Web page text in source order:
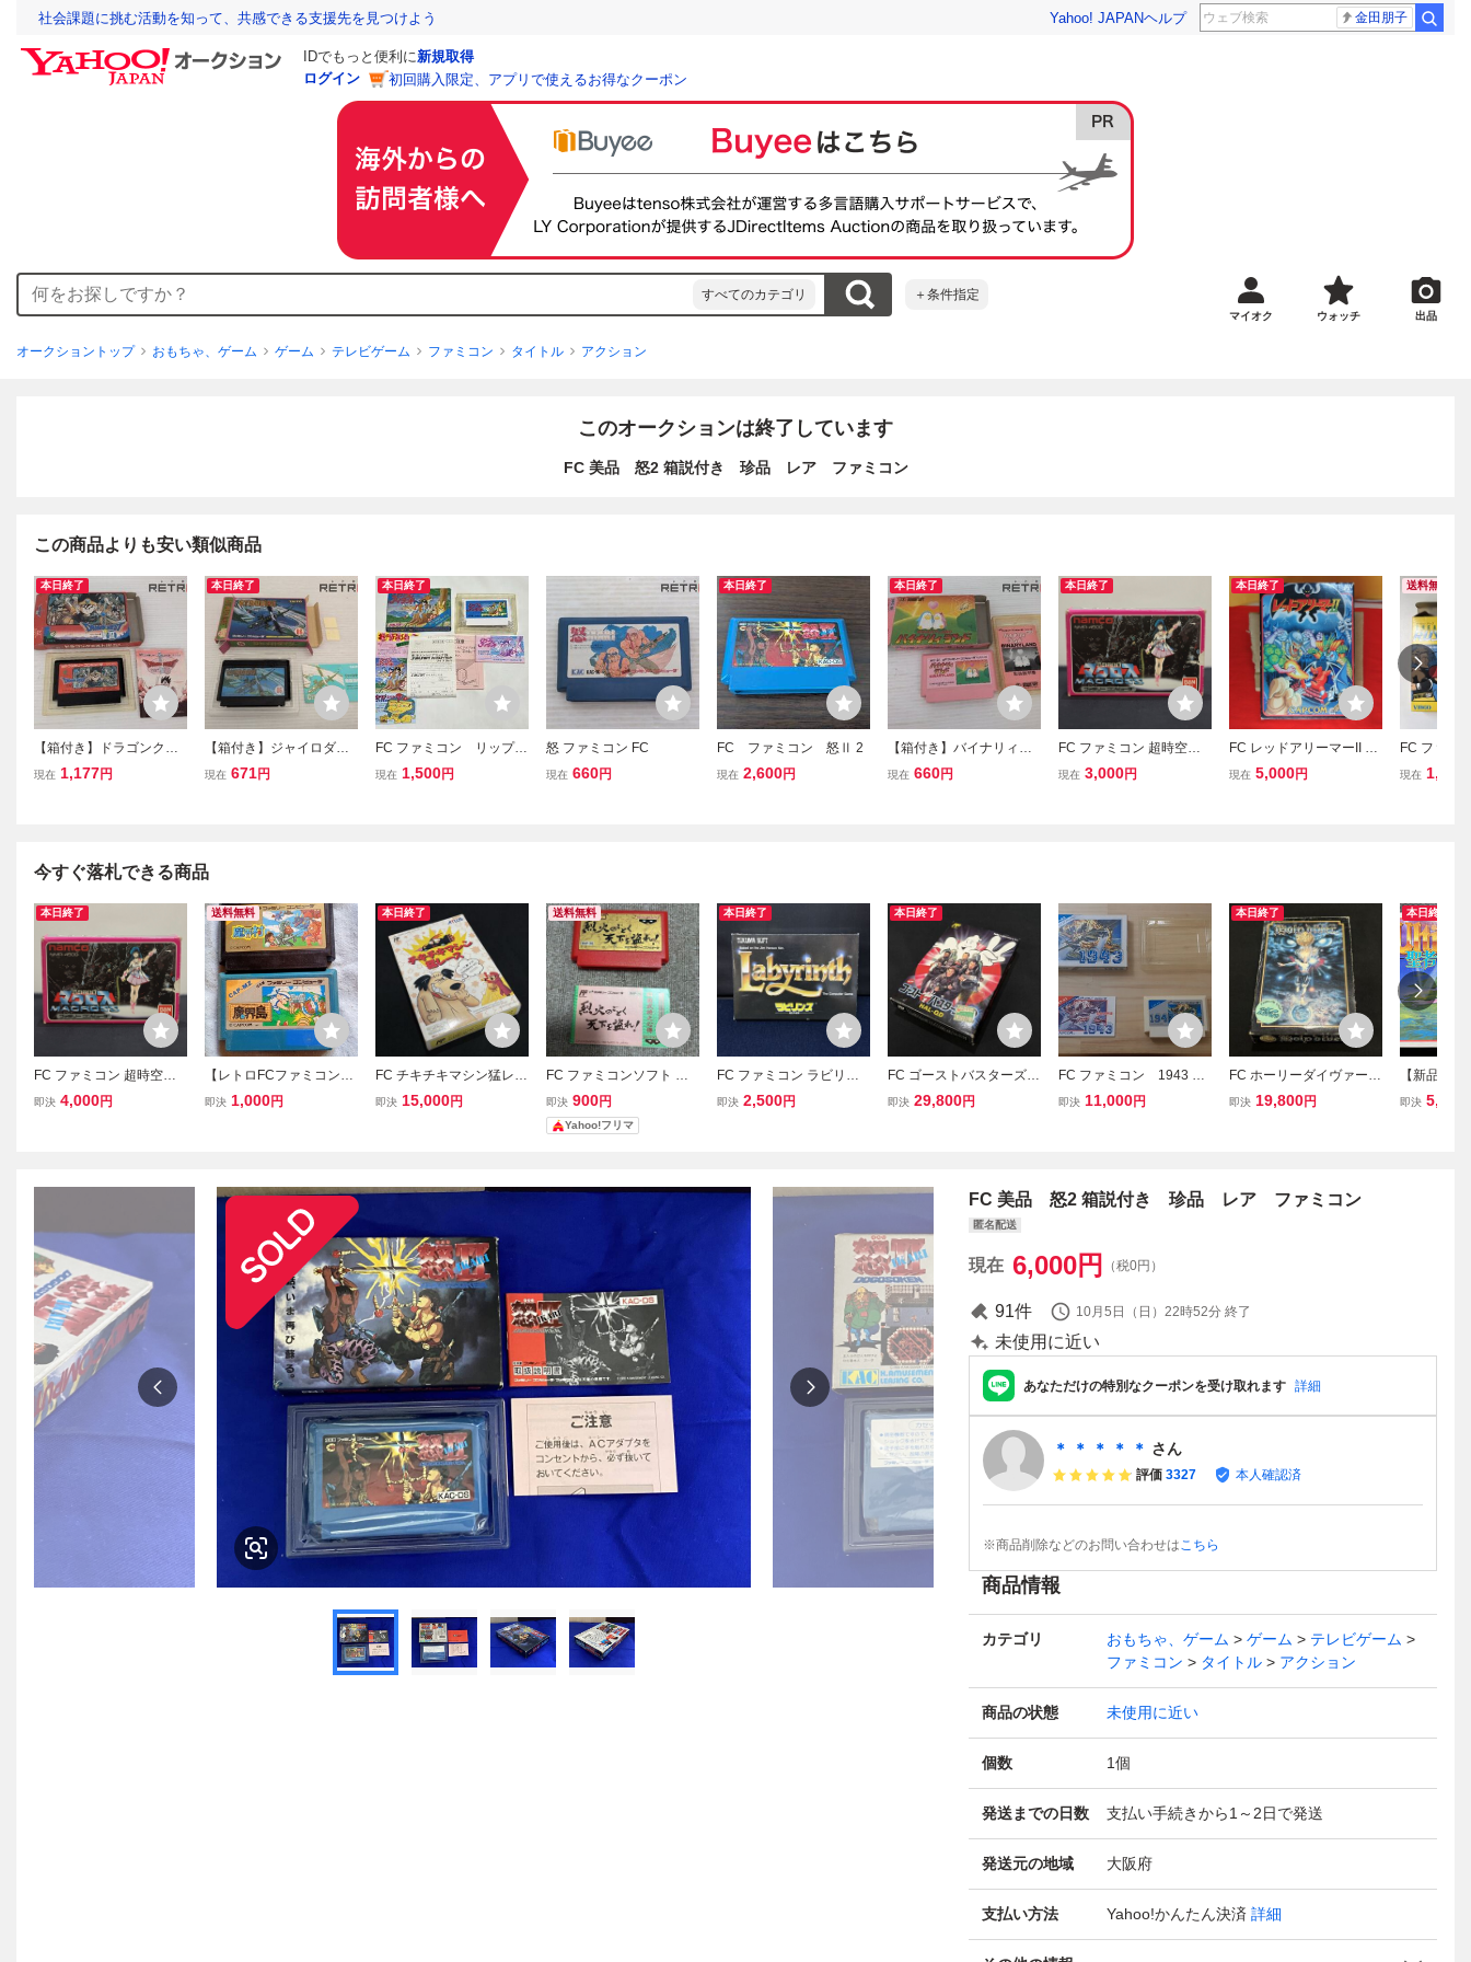
社会課題に挑む活動を知って、共感できる支援先を見つけよう Yahoo! JAPANヘルプ 金田朋子
IDでもっと便利に新規取得
ログイン
初回購入限定、アプリで使えるお得なクーポン
すべてのカテゴリ ＋条件指定
マイオク ウォッチ 出品
オークショントップ おもちゃ、ゲーム ゲーム テレビゲーム ファミコン タイトル アクション
このオークションは終了しています
FC 美品 怒2 箱説付き 珍品 レア ファミコン
この商品よりも安い類似商品
本日終了
【箱付き】ドラゴンクエ
スト3 ファミコン FC
現在 1,177円
本日終了
【箱付き】ジャイロダイ
ン ファミコン FC
現在 671円
本日終了
FC ファミコン リップル
アイランド 箱 ソフト 説
現在 1,500円
怒 ファミコン FC
現在 660円
本日終了
FC ファミコン 怒Ⅱ 2
現在 2,600円
本日終了
【箱付き】バイナリィラ
ンド ファミコン FC
現在 660円
本日終了
FC ファミコン 超時空要
塞マクロス ソフト ハガキ
現在 3,000円
本日終了
FC レッドアリーマーII C
APCOM ファミコン 箱取
現在 5,000円
送料無料
FC ファミ
レートボク
現在 1,850
今すぐ落札できる商品
本日終了
FC ファミコン 超時空要
塞マクロス ソフト ハガキ
即決 4,000円
送料無料
【レトロFCファミコンソ
フト】カプコン 魔界村
即決 1,000円
本日終了
FC チキチキマシン猛レー
ス 箱付 取説付 ファミコ
即決 15,000円
送料無料
FC ファミコンソフト 烈
火のごとく天下を盗れ 箱
説付き
即決 900円
Yahoo!フリマ
本日終了
FC ファミコン ラビリン
ス 魔王の迷宮 箱付き 取
即決 2,500円
本日終了
FC ゴーストバスターズ2
箱付 取説付 ファミコンソ
即決 29,800円
FC ファミコン 1943
箱説付き 作動
即決 11,000円
本日終了
FC ホーリーダイヴァー
箱付 取説付 ファミコンソ
即決 19,800円
本日終了
【新品未
ファミコン
即決 5,980
FC 美品 怒2 箱説付き 珍品 レア ファミコン
匿名配送
現在 6,000円 （税0円）
91件 10月5日（日）22時52分 終了
未使用に近い
あなただけの特別なクーポンを受け取れます 詳細
＊ ＊ ＊ ＊ ＊ さん
評価 3327 本人確認済
※商品削除などのお問い合わせはこちら
商品情報
カテゴリ おもちゃ、ゲーム ゲーム
テレビゲーム
ファミコン
タイトル アクション
商品の状態 未使用に近い
個数 1個
発送までの日数 支払い手続きから1～2日で発送
発送元の地域 大阪府
支払い方法 Yahoo!かんたん決済 詳細